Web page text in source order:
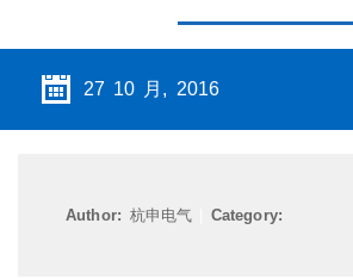
27 10 月, 2016
Author: 杭申电气| Category: